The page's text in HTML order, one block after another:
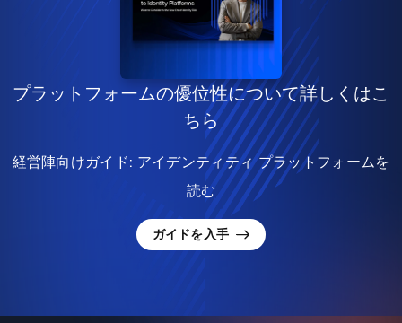
プラットフォームの優位性について詳しくはこ
ちら
経営陣向けガイド: アイデンティティ プラットフォームを
読む
ガイドを入手